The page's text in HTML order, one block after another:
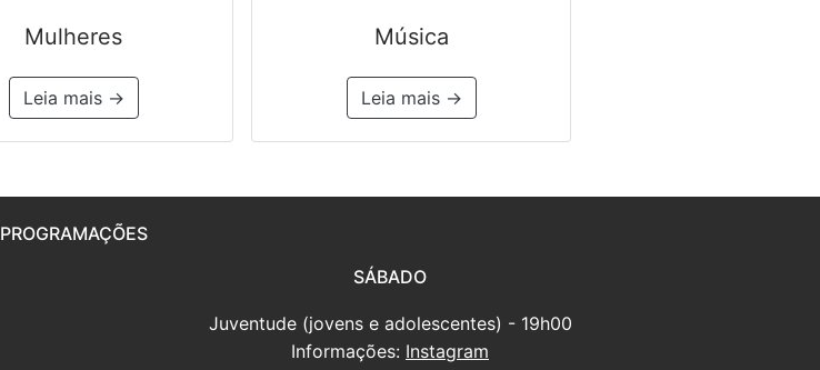
Mulheres
Leia mais →
Música
Leia mais →
PROGRAMAÇÕES
SÁBADO
Juventude (jovens e adolescentes) - 19h00
Informações: Instagram